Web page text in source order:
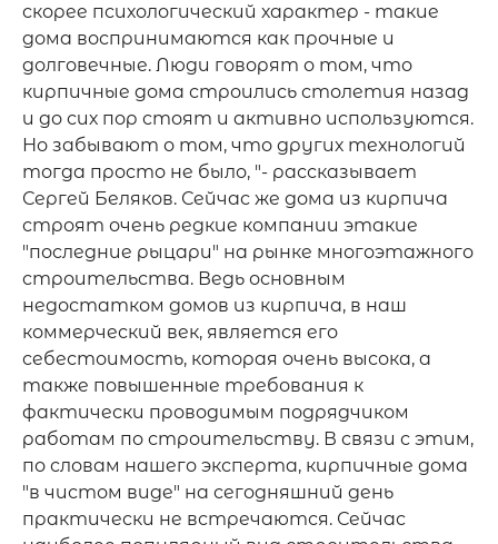
скорее психологический характер - такие
дома воспринимаются как прочные и
долговечные. Люди говорят о том, что
кирпичные дома строились столетия назад
и до сих пор стоят и активно используются.
Но забывают о том, что других технологий
тогда просто не было, "- рассказывает
Сергей Беляков. Сейчас же дома из кирпича
строят очень редкие компании этакие
"последние рыцари" на рынке многоэтажного
строительства. Ведь основным
недостатком домов из кирпича, в наш
коммерческий век, является его
себестоимость, которая очень высока, а
также повышенные требования к
фактически проводимым подрядчиком
работам по строительству. В связи с этим,
по словам нашего эксперта, кирпичные дома
"в чистом виде" на сегодняшний день
практически не встречаются. Сейчас